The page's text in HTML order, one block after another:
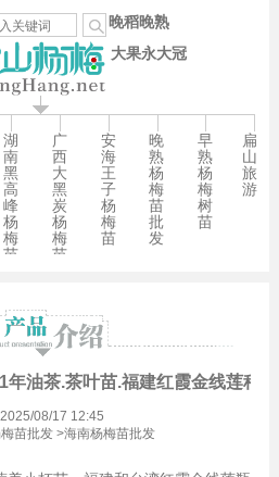
晚稻晚熟
大果永大冠
湖
南
黑
高
峰
杨
梅
苗
广
西
大
黑
炭
杨
梅
苗
安
海
王
子
杨
梅
苗
晚
熟
杨
梅
苗
批
发
早
熟
杨
梅
树
苗
扁
山
旅
游
年油茶.茶叶苗.福建红霞金线莲种
08/17 12:45
苗批发>海南杨梅苗批发